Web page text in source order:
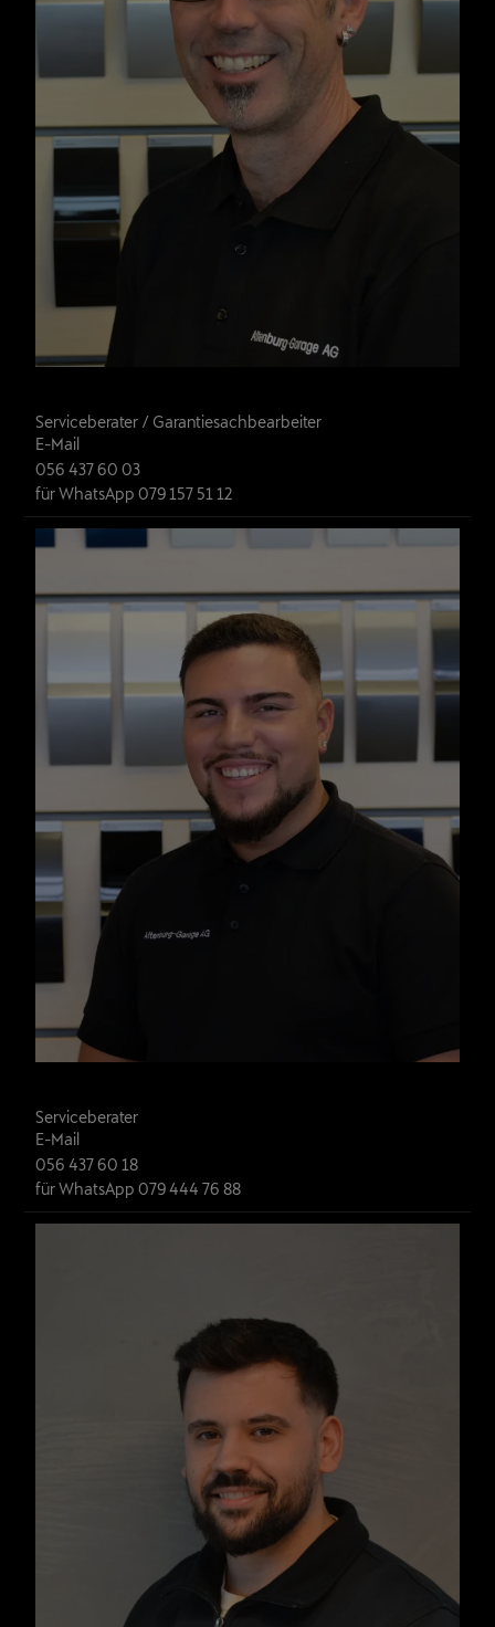
Serviceberater / Garantiesachbearbeiter
E-Mail
056 437 60 03
für WhatsApp 079 157 51 12
E-Mail
056 437 60 18
für WhatsApp 079 444 76 88